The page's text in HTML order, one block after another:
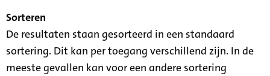
Sorteren
De resultaten staan gesorteerd in een standaard
sortering. Dit kan per toegang verschillend zijn. In de
meeste gevallen kan voor een andere sortering